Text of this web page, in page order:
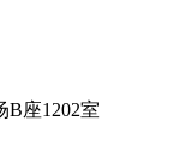
B座1202室